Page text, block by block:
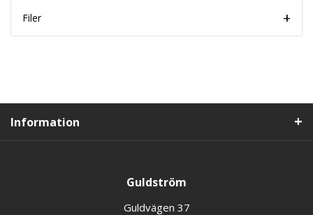
Filer
Information
Guldström
Guldvägen 37